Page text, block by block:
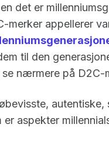
det er
merker appellerer
til den
nærmere på D2C-
aspekter